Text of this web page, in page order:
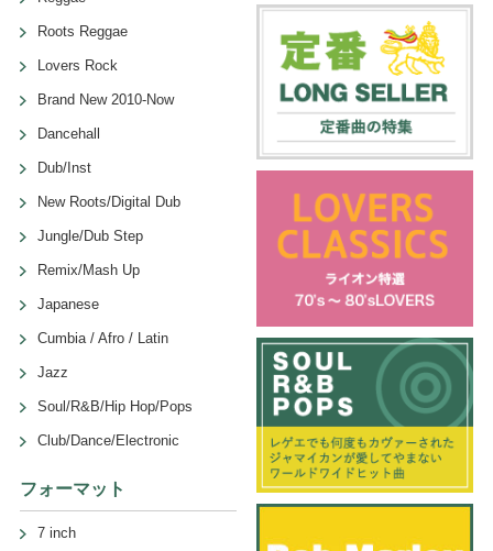
Roots Reggae
Lovers Rock
Brand New 2010-Now
Dancehall
Dub/Inst
New Roots/Digital Dub
Jungle/Dub Step
Remix/Mash Up
Japanese
Cumbia / Afro / Latin
Jazz
Soul/R&B/Hip Hop/Pops
Club/Dance/Electronic
フォーマット
7 inch